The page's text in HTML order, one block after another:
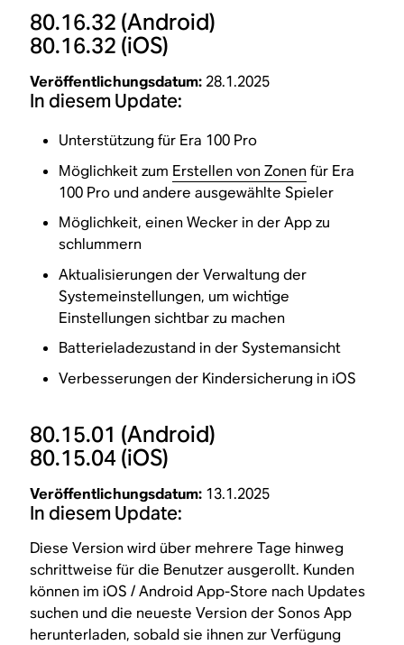
80.16.32 (Android)
80.16.32 (iOS)
Veröffentlichungsdatum: 28.1.2025
In diesem Update:
Unterstützung für Era 100 Pro
Möglichkeit zum Erstellen von Zonenfür Era
100 Pro und andere ausgewählte Spieler
Möglichkeit, einen Wecker in der App zu
schlummern
Aktualisierungen der Verwaltung der
Systemeinstellungen, um wichtige
Einstellungen sichtbar zu machen
Batterieladezustand in der Systemansicht
Verbesserungen der Kindersicherung in iOS
80.15.01 (Android)
80.15.04(iOS)
Veröffentlichungsdatum: 13.1.2025
In diesem Update:
Diese Version wird über mehrere Tage hinweg
schrittweise für die Benutzer ausgerollt. Kunden
können im iOS / Android App-Store nach Updates
suchen und die neueste Version der Sonos App
herunterladen, sobald sie ihnen zur Verfügung